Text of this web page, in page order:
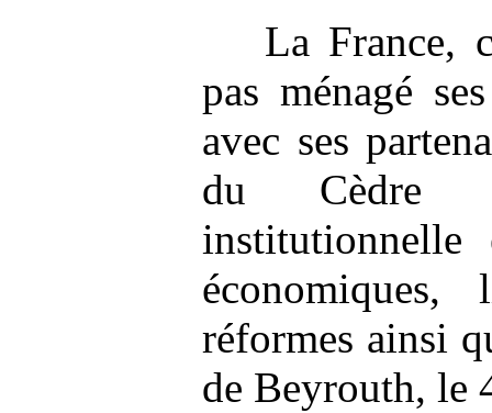
La France,
pas ménagé
avec ses
du Cèdre
institutionnelle
réformes ainsi
de Beyrouth, le